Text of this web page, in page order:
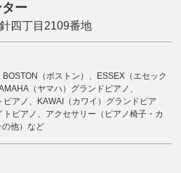
ー
四丁目2109番地
（ボストン）、ESSEX（エセック
（ヤマハ）グランドピアノ、
アノ、KAWAI（カワイ）グランドピア
ピアノ、アクセサリー（ピアノ椅子・カ
他）など